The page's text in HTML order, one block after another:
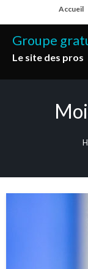
to
content
Accueil
Groupe
Le site des pros